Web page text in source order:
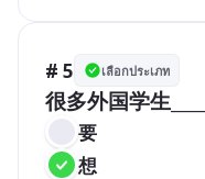
# 5 เลือกประเภท
很多外国学生
要
想